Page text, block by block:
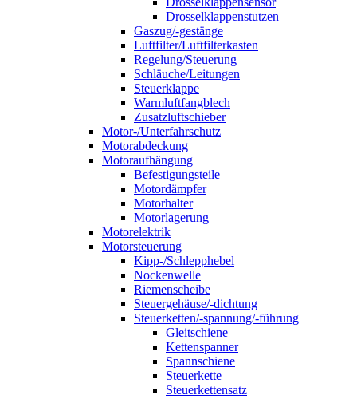
Drosselklappenstutzen
Gaszug/-gestänge
Luftfilter/Luftfilterkasten
Regelung/Steuerung
Schläuche/Leitungen
Steuerklappe
Warmluftfangblech
Zusatzluftschieber
Motor-/Unterfahrschutz
Motorabdeckung
Motoraufhängung
Befestigungsteile
Motordämpfer
Motorhalter
Motorlagerung
Motorelektrik
Motorsteuerung
Kipp-/Schlepphebel
Nockenwelle
Riemenscheibe
Steuergehäuse/-dichtung
Steuerketten/-spannung/-führung
Gleitschiene
Kettenspanner
Spannschiene
Steuerkette
Steuerkettensatz